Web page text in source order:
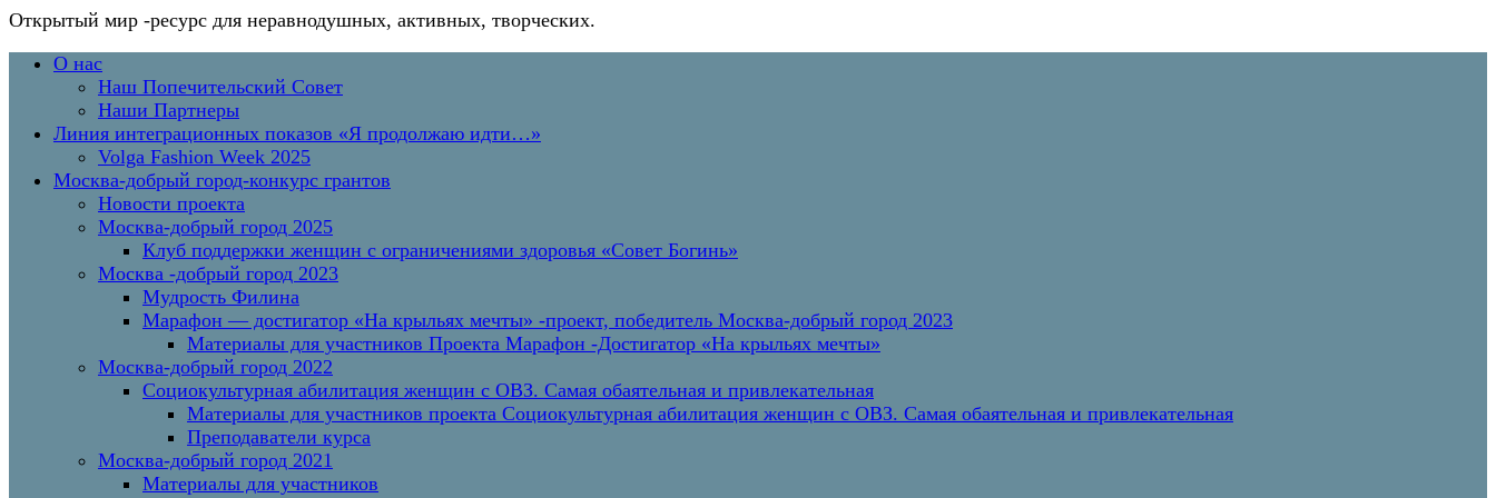
Открытый мир -ресурс для неравнодушных, активных, творческих.
Перейти
содержимому
Основное
О нас
Наш Попечительский Совет
Наши Партнеры
Линия интеграционных показов «Я продолжаю идти…»
Volga Fashion Week 2025
Москва-добрый город-конкурс грантов
Новости проекта
Москва-добрый город 2025
Клуб поддержки женщин с ограничениями здоровья «Совет Богинь»
Москва -добрый город 2023
Мудрость Филина
Марафон — достигатор «На крыльях мечты» -проект, победитель Москва-добрый город 2023
Материалы для участников Проекта Марафон -Достигатор «На крыльях мечты»
Москва-добрый город 2022
Социокультурная абилитация женщин с ОВЗ. Самая обаятельная и привлекательная
Материалы для участников проекта Социокультурная абилитация женщин с ОВЗ. Самая обаятельная и привлекательная
Преподаватели курса
Москва-добрый город 2021
Материалы для участников